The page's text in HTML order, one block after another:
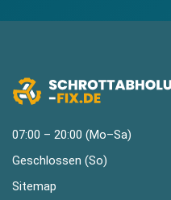
07:00 – 20:00 (Mo–Sa)
Geschlossen (So)
Sitemap